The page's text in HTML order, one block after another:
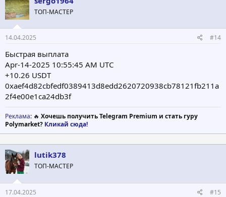
ТОП-МАСТЕР
14.04.2025 #14
Быстрая выплата
Apr-14-2025 10:55:45 AM UTC
+10.26 USDT
0xaef4d82cbfedf0389413d8edd2620720938cb78121fb211a
2f4e00e1ca24db3f
Реклама: 🔥 Хочешь получить Telegram Premium и стать гуру
Polymarket? Кликай сюда!
lutik378
ТОП-МАСТЕР
17.04.2025 #15